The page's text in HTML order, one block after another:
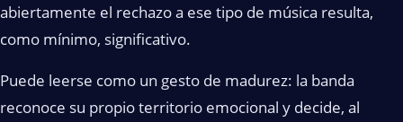
abiertamente el rechazo a ese tipo de música resulta,
como mínimo, significativo.
Puede leerse como un gesto de madurez: la banda
reconoce su propio territorio emocional y decide, al